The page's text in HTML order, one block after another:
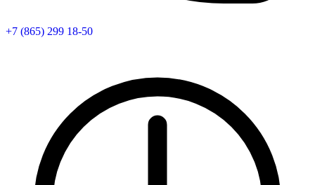
+7 (865) 299 18-50